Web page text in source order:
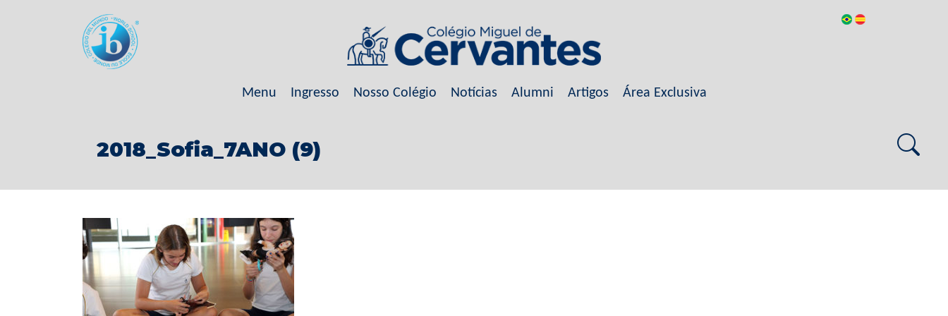
Menu Ingresso Nosso Colégio Notícias Alumni Artigos Área Exclusiva
2018_Sofia_7ANO (9)